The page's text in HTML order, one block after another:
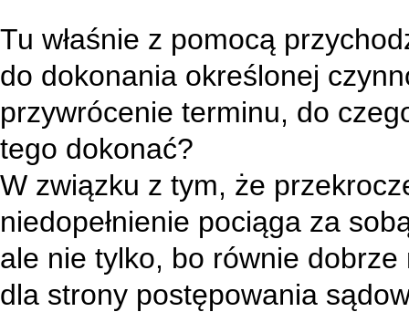
Tu właśnie z pomocą
do dokonania określonej
przywrócenie terminu, do
tego dokonać?
W związku z tym, że
niedopełnienie pociąga za
ale nie tylko, bo równie
dla strony postępowania